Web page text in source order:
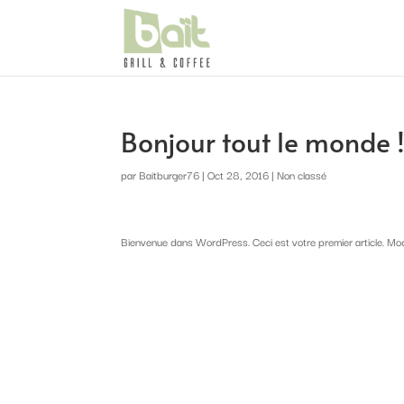
Bonjour tout le monde !
parBaitburger76|Oct 28, 2016|Non classé
Bienvenue dans WordPress. Ceci est votre premier article.